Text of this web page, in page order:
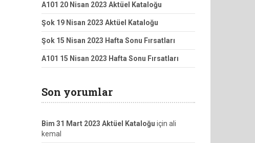
A101 20 Nisan 2023 Aktüel Kataloğu
Şok 19 Nisan 2023 Aktüel Kataloğu
Şok 15 Nisan 2023 Hafta Sonu Fırsatları
A101 15 Nisan 2023 Hafta Sonu Fırsatları
Son yorumlar
Bim 31 Mart 2023 Aktüel Kataloğu için ali
kemal